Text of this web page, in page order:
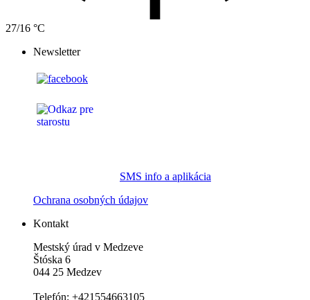
27/16 °C
Newsletter
SMS info a aplikácia
Ochrana osobných údajov
Kontakt
Mestský úrad v Medzeve
Štóska 6
044 25 Medzev
Telefón: +421554663105